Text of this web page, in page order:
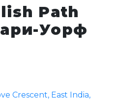
Path
Уорф
Crescent, East India,